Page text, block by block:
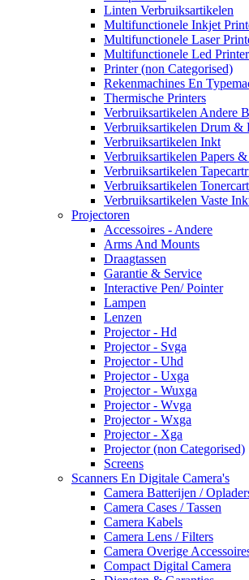
Linten Verbruiksartikelen
Multifunctionele Inkjet
Multifunctionele Laser
Multifunctionele Led
Printer (non Categorised)
Rekenmachines En
Thermische Printers
Verbruiksartikelen Andere
Verbruiksartikelen Drum &
Verbruiksartikelen Inkt
Verbruiksartikelen Papers
Verbruiksartikelen
Verbruiksartikelen
Verbruiksartikelen Vaste
Projectoren
Accessoires - Andere
Arms And Mounts
Draagtassen
Garantie & Service
Interactive Pen/ Pointer
Lampen
Lenzen
Projector - Hd
Projector - Svga
Projector - Uhd
Projector - Uxga
Projector - Wuxga
Projector - Wvga
Projector - Wxga
Projector - Xga
Projector (non Categorised)
Screens
Scanners En Digitale Camera's
Camera Batterijen /
Camera Cases / Tassen
Camera Kabels
Camera Lens / Filters
Camera Overige
Compact Digital Camera